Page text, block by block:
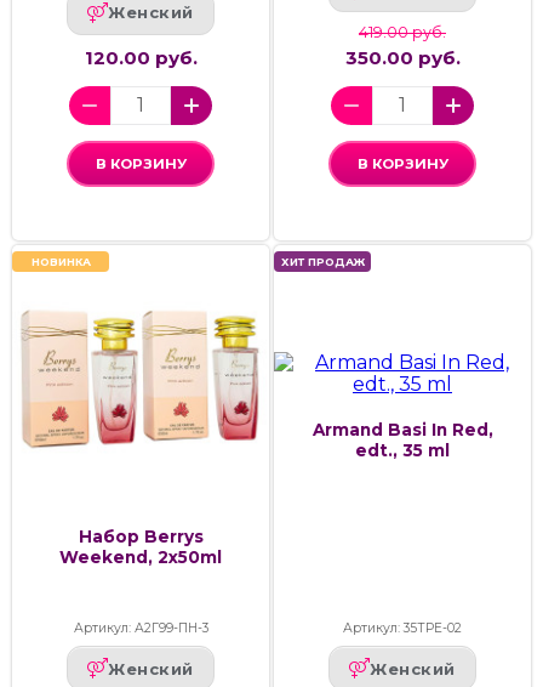
Женский
120.00 руб.
В КОРЗИНУ
419.00 руб.
350.00 руб.
В КОРЗИНУ
НОВИНКА
Набор Berrys
Weekend, 2x50ml
Артикул: А2Г99-ПН-3
Женский
ХИТ ПРОДАЖ
Armand Basi In Red,
edt., 35 ml
Артикул: 35ТРЕ-02
Женский